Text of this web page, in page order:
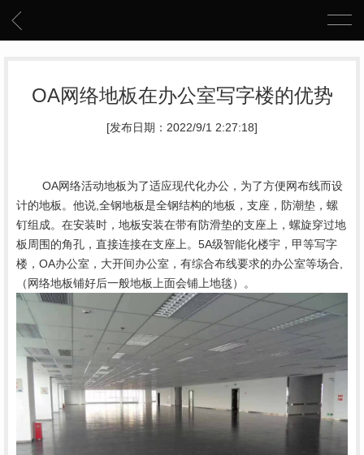
OA网络地板在办公室写字楼的优势
[发布日期：2022/9/1 2:27:18]
计的地板。他说,全钢地板是全钢结构的地板，支座，防潮垫，螺
钉组成。在安装时，地板安装在带有防滑垫的支座上，螺旋穿过地
板周围的角孔，直接连接在支座上。5A级智能化楼宇，甲等写字
楼，OA办公室，大开间办公室，有综合布线要求的办公室等场合,
（网络地板铺好后一般地板上面会铺上地毯）。